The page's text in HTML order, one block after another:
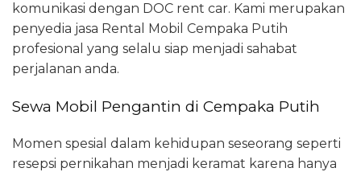
komunikasi dengan DOC rent car. Kami merupakan
penyedia jasa Rental Mobil Cempaka Putih
profesional yang selalu siap menjadi sahabat
perjalanan anda.
Sewa Mobil Pengantin di Cempaka Putih
Momen spesial dalam kehidupan seseorang seperti
resepsi pernikahan menjadi keramat karena hanya